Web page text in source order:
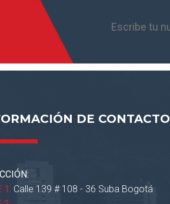
DE CONTACTO
1: Calle 139 # 108 - 36 Suba Bogotá